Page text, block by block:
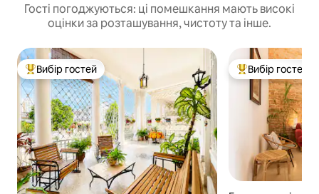
Гості погоджуються: ці помешкання мають високі
оцінки за розташування, чистоту та інше.
Топ вибір гостей
Вибір гостей Топ вибір гостей
Вибір гостей